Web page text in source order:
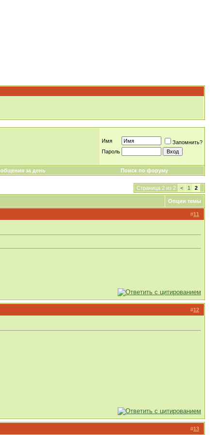
Имя
Запомнить?
Пароль
за день Поиск по форуму
Страница 2 из 2 < 1 2
Опции темы
#11
#12
#13